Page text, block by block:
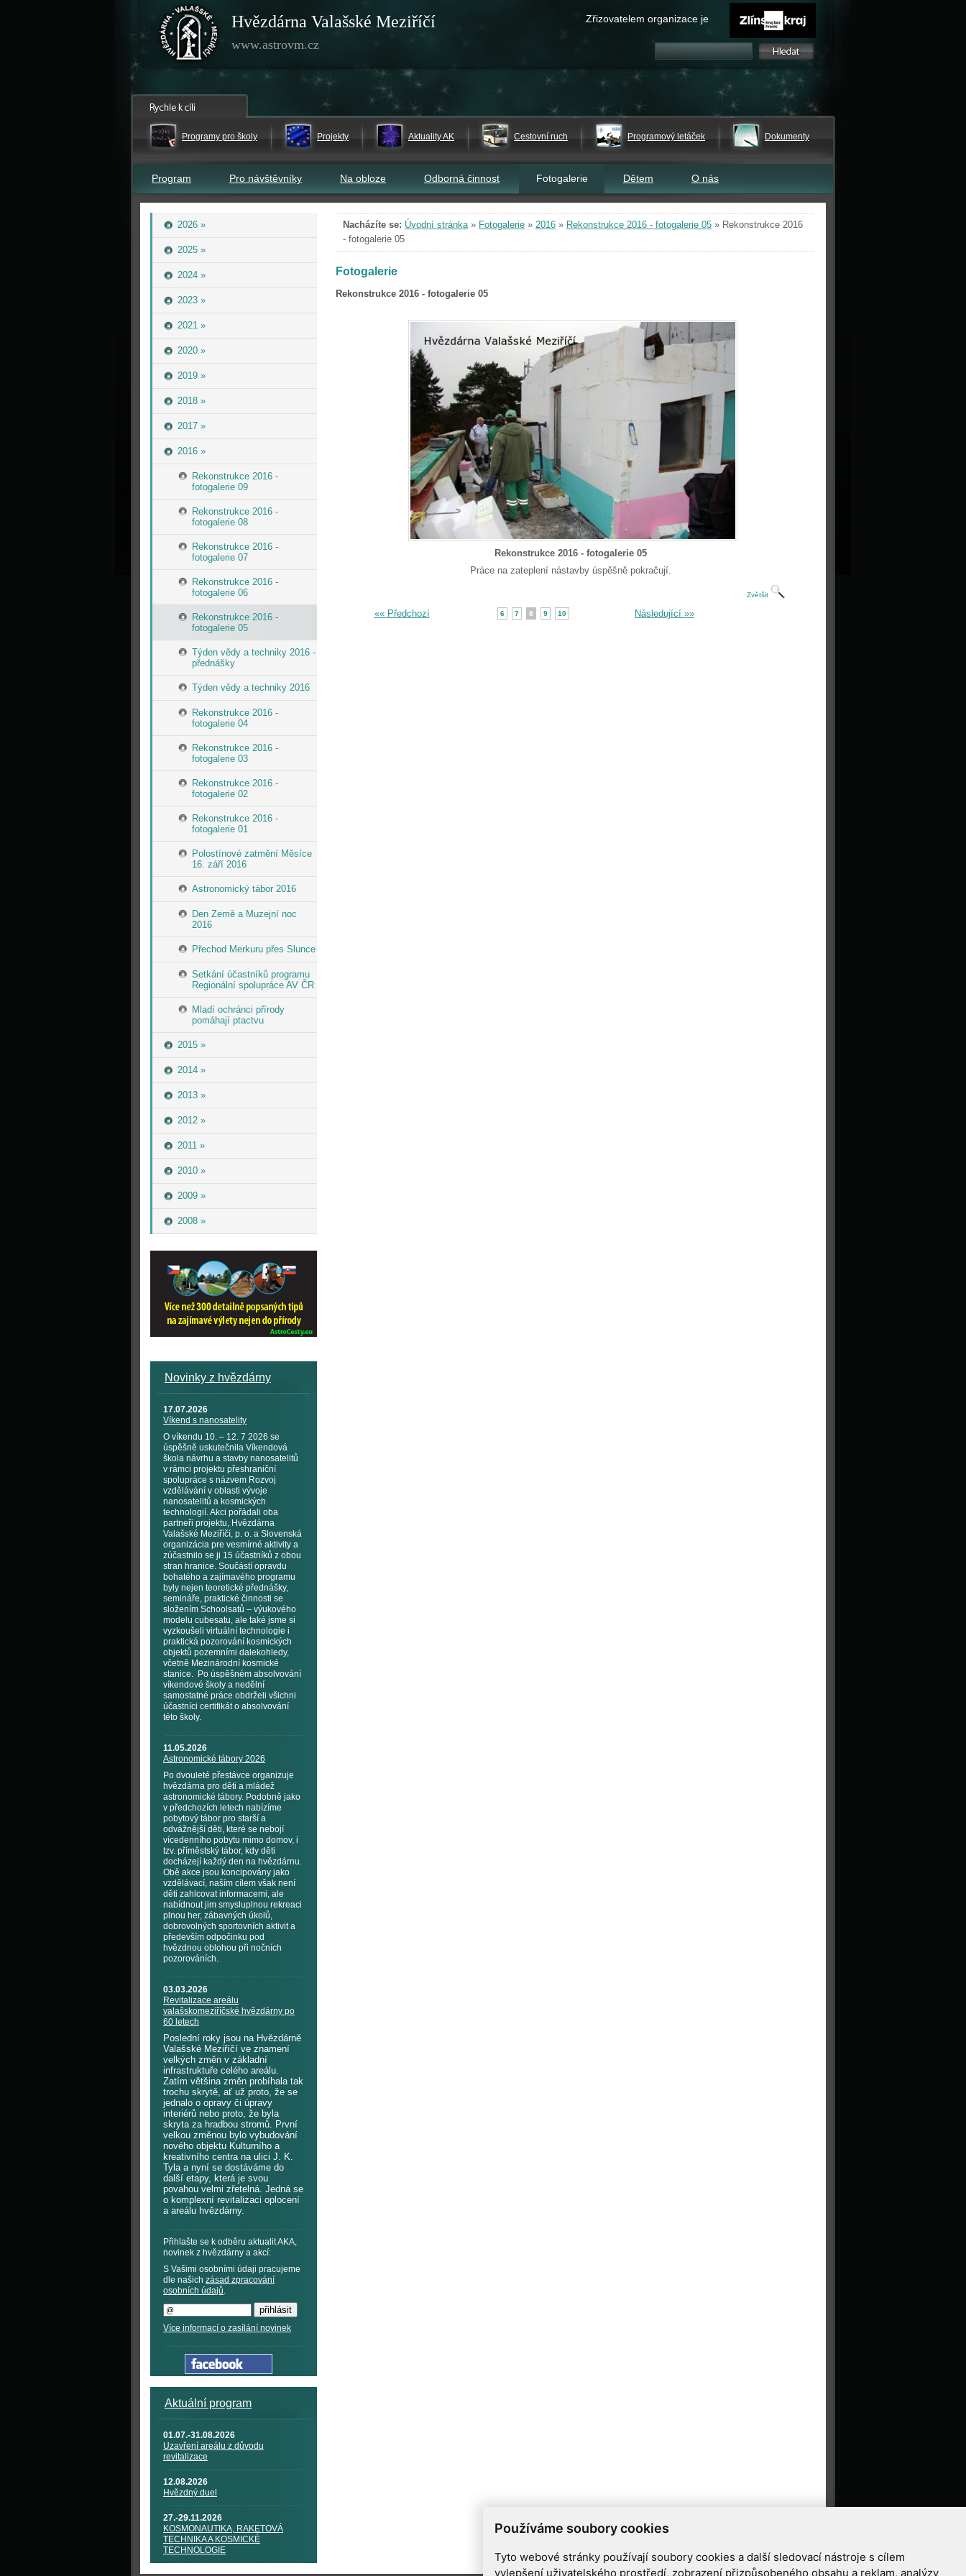
Používáme soubory cookies
Tyto webové stránky používají soubory cookies a další sledovací nástroje s cílem
vylepšení uživatelského prostředí, zobrazení přizpůsobeného obsahu a reklam, analýzy
Hvězdárna Valašské Meziříčí
www.astrovm.cz
Zřizovatelem organizace je
Programy pro školy Projekty Aktuality AK Cestovní ruch Programový letáček Dokumenty
Program Pro návštěvníky Na obloze Odborná činnost Fotogalerie Dětem O nás
2026 »
2025 »
2024 »
2023 »
2021 »
2020 »
2019 »
2018 »
2017 »
2016 »
Rekonstrukce 2016 -
fotogalerie 09
Rekonstrukce 2016 -
fotogalerie 08
Rekonstrukce 2016 -
fotogalerie 07
Rekonstrukce 2016 -
fotogalerie 06
Rekonstrukce 2016 -
fotogalerie 05
Týden vědy a techniky 2016 -
přednášky
Týden vědy a techniky 2016
Rekonstrukce 2016 -
fotogalerie 04
Rekonstrukce 2016 -
fotogalerie 03
Rekonstrukce 2016 -
fotogalerie 02
Rekonstrukce 2016 -
fotogalerie 01
Polostínové zatmění Měsíce
16. září 2016
Astronomický tábor 2016
Den Země a Muzejní noc
2016
Přechod Merkuru přes Slunce
Setkání účastníků programu
Regionální spolupráce AV ČR
Mladí ochránci přírody
pomáhají ptactvu
2015 »
2014 »
2013 »
2012 »
2011 »
2010 »
2009 »
2008 »
Novinky z hvězdárny
17.07.2026
Víkend s nanosatelity
O víkendu 10. – 12. 7 2026 se
úspěšně uskutečnila Víkendová
škola návrhu a stavby nanosatelitů
v rámci projektu přeshraniční
spolupráce s názvem Rozvoj
vzdělávání v oblasti vývoje
nanosatelitů a kosmických
technologií. Akci pořádali oba
partneři projektu, Hvězdárna
Valašské Meziříčí, p. o. a Slovenská
organizácia pre vesmírné aktivity a
zúčastnilo se ji 15 účastníků z obou
stran hranice. Součástí opravdu
bohatého a zajímavého programu
byly nejen teoretické přednášky,
semináře, praktické činnosti se
složením Schoolsatů – výukového
modelu cubesatu, ale také jsme si
vyzkoušeli virtuální technologie i
praktická pozorování kosmických
objektů pozemními dalekohledy,
včetně Mezinárodní kosmické
stanice. Po úspěšném absolvování
víkendové školy a nedělní
samostatné práce obdrželi všichni
účastníci certifikát o absolvování
této školy.
11.05.2026
Astronomické tábory 2026
Po dvouleté přestávce organizuje
hvězdárna pro děti a mládež
astronomické tábory. Podobně jako
v předchozích letech nabízíme
pobytový tábor pro starší a
odvážnější děti, které se nebojí
vícedenního pobytu mimo domov, i
tzv. příměstský tábor, kdy děti
docházejí každý den na hvězdárnu.
Obě akce jsou koncipovány jako
vzdělávací, naším cílem však není
děti zahlcovat informacemi, ale
nabídnout jim smysluplnou rekreaci
plnou her, zábavných úkolů,
dobrovolných sportovních aktivit a
především odpočinku pod
hvězdnou oblohou při nočních
pozorováních.
03.03.2026
Revitalizace areálu
valašskomeziříčské hvězdárny po
60 letech
Poslední roky jsou na Hvězdárně
Valašské Meziříčí ve znamení
velkých změn v základní
infrastruktuře celého areálu.
Zatím většina změn probíhala tak
trochu skrytě, ať už proto, že se
jednalo o opravy či úpravy
interiérů nebo proto, že byla
skryta za hradbou stromů. První
velkou změnou bylo vybudování
nového objektu Kulturního a
kreativního centra na ulici J. K.
Tyla a nyní se dostáváme do
další etapy, která je svou
povahou velmi zřetelná. Jedná se
o komplexní revitalizaci oplocení
a areálu hvězdárny.
Přihlašte se k odběru aktualit AKA,
novinek z hvězdárny a akcí:
S Vašimi osobními údaji pracujeme
dle našich zásad zpracování
osobních údajů.
Více informací o zasílání novinek
Aktuální program
01.07.-31.08.2026
Uzavření areálu z důvodu
revitalizace
12.08.2026
Hvězdný duel
27.-29.11.2026
KOSMONAUTIKA, RAKETOVÁ
TECHNIKA A KOSMICKÉ
TECHNOLOGIE
Nacházíte se: Úvodní stránka» Fotogalerie » 2016 » Rekonstrukce 2016 - fotogalerie 05 » Rekonstrukce 2016
- fotogalerie 05
Fotogalerie
Rekonstrukce 2016 - fotogalerie 05
Rekonstrukce 2016 - fotogalerie 05
Práce na zateplení nástavby úspěšně pokračují.
Zvětšit
«« Předchozí 6 7 8 9 10 Následující »»